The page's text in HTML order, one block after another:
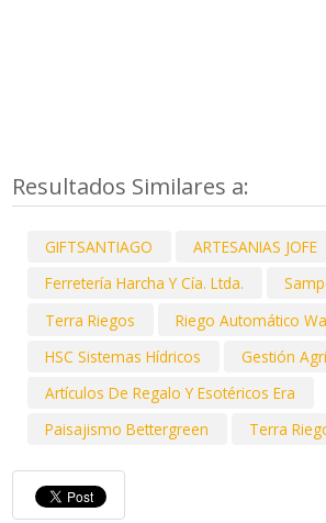
Resultados Similares a:
GIFTSANTIAGO
ARTESANIAS JOFE
Ferretería Harcha Y Cía. Ltda.
Terra Riegos
Riego Automático
HSC Sistemas Hídricos
Gestión
Artículos De Regalo Y Esotéricos Era
Paisajismo Bettergreen
Terra